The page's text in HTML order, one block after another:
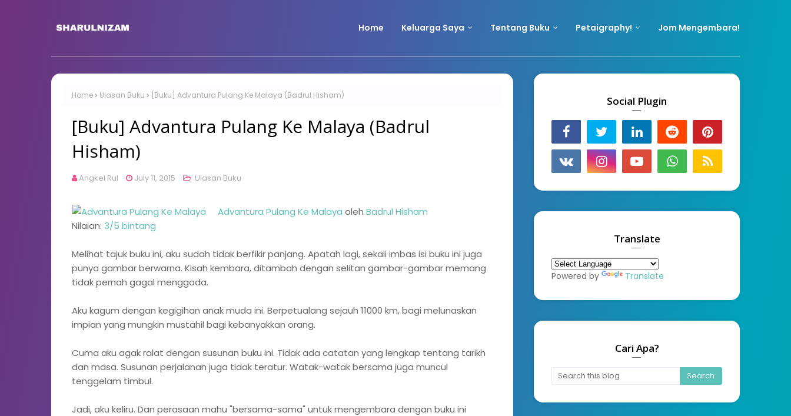
Home Keluarga Saya Tentang Buku Petaigraphy! Jom Mengembara!
Home Ulasan Buku [Buku] Advantura Pulang Ke Malaya (Badrul Hisham)
[Buku] Advantura Pulang Ke Malaya (Badrul
Hisham)
Angkel Rul July 11, 2015 Ulasan Buku
Advantura Pulang Ke Malaya oleh Badrul Hisham
Nilaian: 3/5 bintang
Melihat tajuk buku ini, aku sudah tidak berfikir panjang. Apatah lagi, sekali imbas isi buku ini juga
punya gambar berwarna. Kisah kembara, ditambah dengan selitan gambar-gambar memang
tidak pernah gagal menggoda.
Aku kagum dengan kegigihan anak muda ini. Berpetualang sejauh 11000 km, bagi melunaskan
impian yang mungkin mustahil bagi kebanyakkan orang.
Cuma aku agak ralat dengan susunan buku ini. Tidak ada catatan yang lengkap tentang tarikh
dan masa. Susunan perjalanan juga tidak teratur. Watak-watak bersama juga muncul
tenggelam timbul.
Jadi, aku keliru. Dan perasaan mahu "bersama-sama" untuk mengembara dengan buku ini
Social Plugin
Translate
Powered by Translate
Cari Apa?